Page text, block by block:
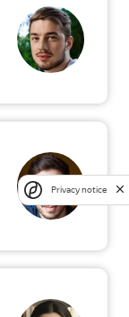
Privacy notice